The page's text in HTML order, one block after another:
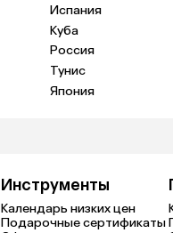
Испания
Куба
Россия
Тунис
Япония
Инструменты
Календарь низких цен
Подарочные сертификаты